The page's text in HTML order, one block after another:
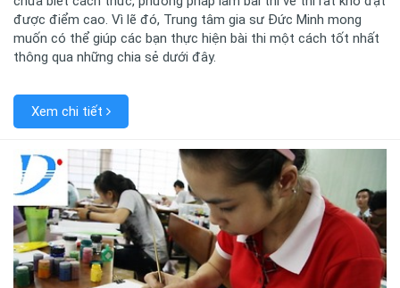
được điểm cao. Vì lẽ đó, Trung tâm gia sư Đức Minh mong
muốn có thể giúp các bạn thực hiện bài thi một cách tốt nhất
thông qua những chia sẻ dưới đây.
Xem chi tiết